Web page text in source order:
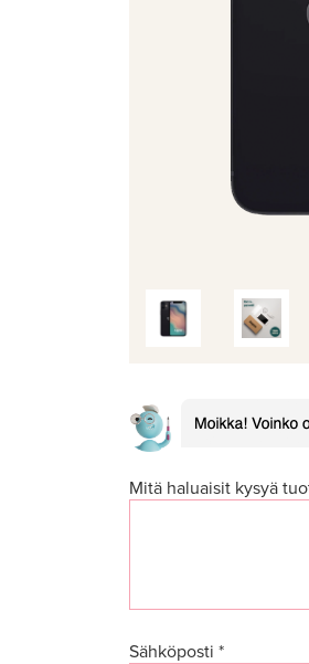
Mitä haluaisit kysyä
Sähköposti *